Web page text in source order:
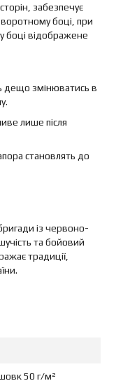
забезпечує
боці, при
боці відображене
дещо змінюватись в
лише після
становлять до
із червоно-
та бойовий
традиції,
50 г/м²